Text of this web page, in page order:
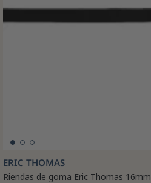
ERIC THOMAS
Riendas de goma Eric Thomas 16mm